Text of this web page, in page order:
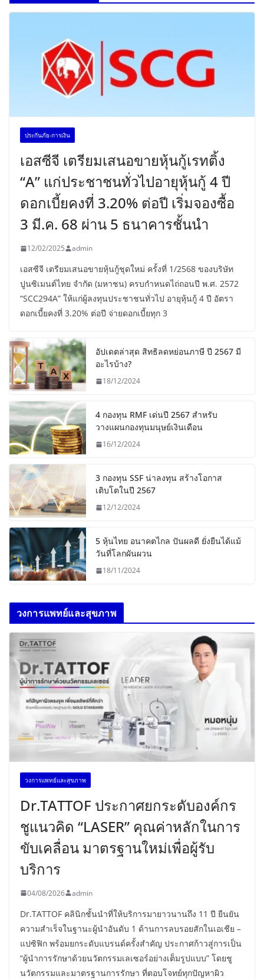
ประกันภัย-การเงิน
เอสซีจี เตรียมเสนอขายหุ้นกู้เรทติ้ง
“A” แก่ประชาชนทั่วไปอายุหุ้นกู้ 4 ปี
ดอกเบี้ยคงที่ 3.20% ต่อปี เริ่มจองซื้อ
3 มี.ค. 68 ผ่าน 5 ธนาคารชั้นนำ
12/02/2025 admin
เอสซีจี เตรียมเสนอขายหุ้นกู้ชุดใหม่ ครั้งที่ 1/2568 ของบริษัท
ปูนซิเมนต์ไทย จำกัด (มหาชน) ครบกำหนดไถ่ถอนปี พ.ศ. 2572
“SCC294A” ให้แก่ผู้ลงทุนประชาชนทั่วไป อายุหุ้นกู้ 4 ปี อัตรา
ดอกเบี้ยคงที่ 3.20% ต่อปี จ่ายดอกเบี้ยทุก 3
อัปเดตล่าสุด สิทธิลดหย่อนภาษี ปี 2567 มี
อะไรบ้าง?
18/12/2024
4 กองทุน RMF เด่นปี 2567 สำหรับ
วางแผนกองทุนมนุษย์เงินเดือน
16/12/2024
3 กองทุน SSF น่าลงทุน สร้างโอกาส
เติบโตในปี 2567
12/12/2024
5 หุ้นไทย อนาคตไกล ปันผลดี ยั่งยืนได้แม้
วันที่โลกผันผวน
18/11/2024
วงการแพทย์และสุขภาพ
วงการแพทย์และสุขภาพ
Dr.TATTOF ประกาศยกระดับองค์กร
ชูแนวคิด “LASER” คุณค่าหลักในการ
ขับเคลื่อน มาตรฐานใหม่เพื่อผู้รับ
บริการ
04/08/2026 admin
Dr.TATTOF คลินิกชั้นนำที่ให้บริการมายาวนานถึง 11 ปี ยืนยัน
ความสำเร็จในฐานะผู้นำอันดับ 1 ด้านการลบรอยสักในเอเชีย –
แปซิฟิก พร้อมยกระดับแบรนด์ครั้งสำคัญ ประกาศก้าวสู่การเป็น
“ผู้นำการรักษาด้วยนวัตกรรมเลเซอร์อย่างเต็มรูปแบบ” โดยชู
นวัตกรรมและมาตรฐานการรักษา ที่ตอบโจทย์ทุกปัญหาผิว